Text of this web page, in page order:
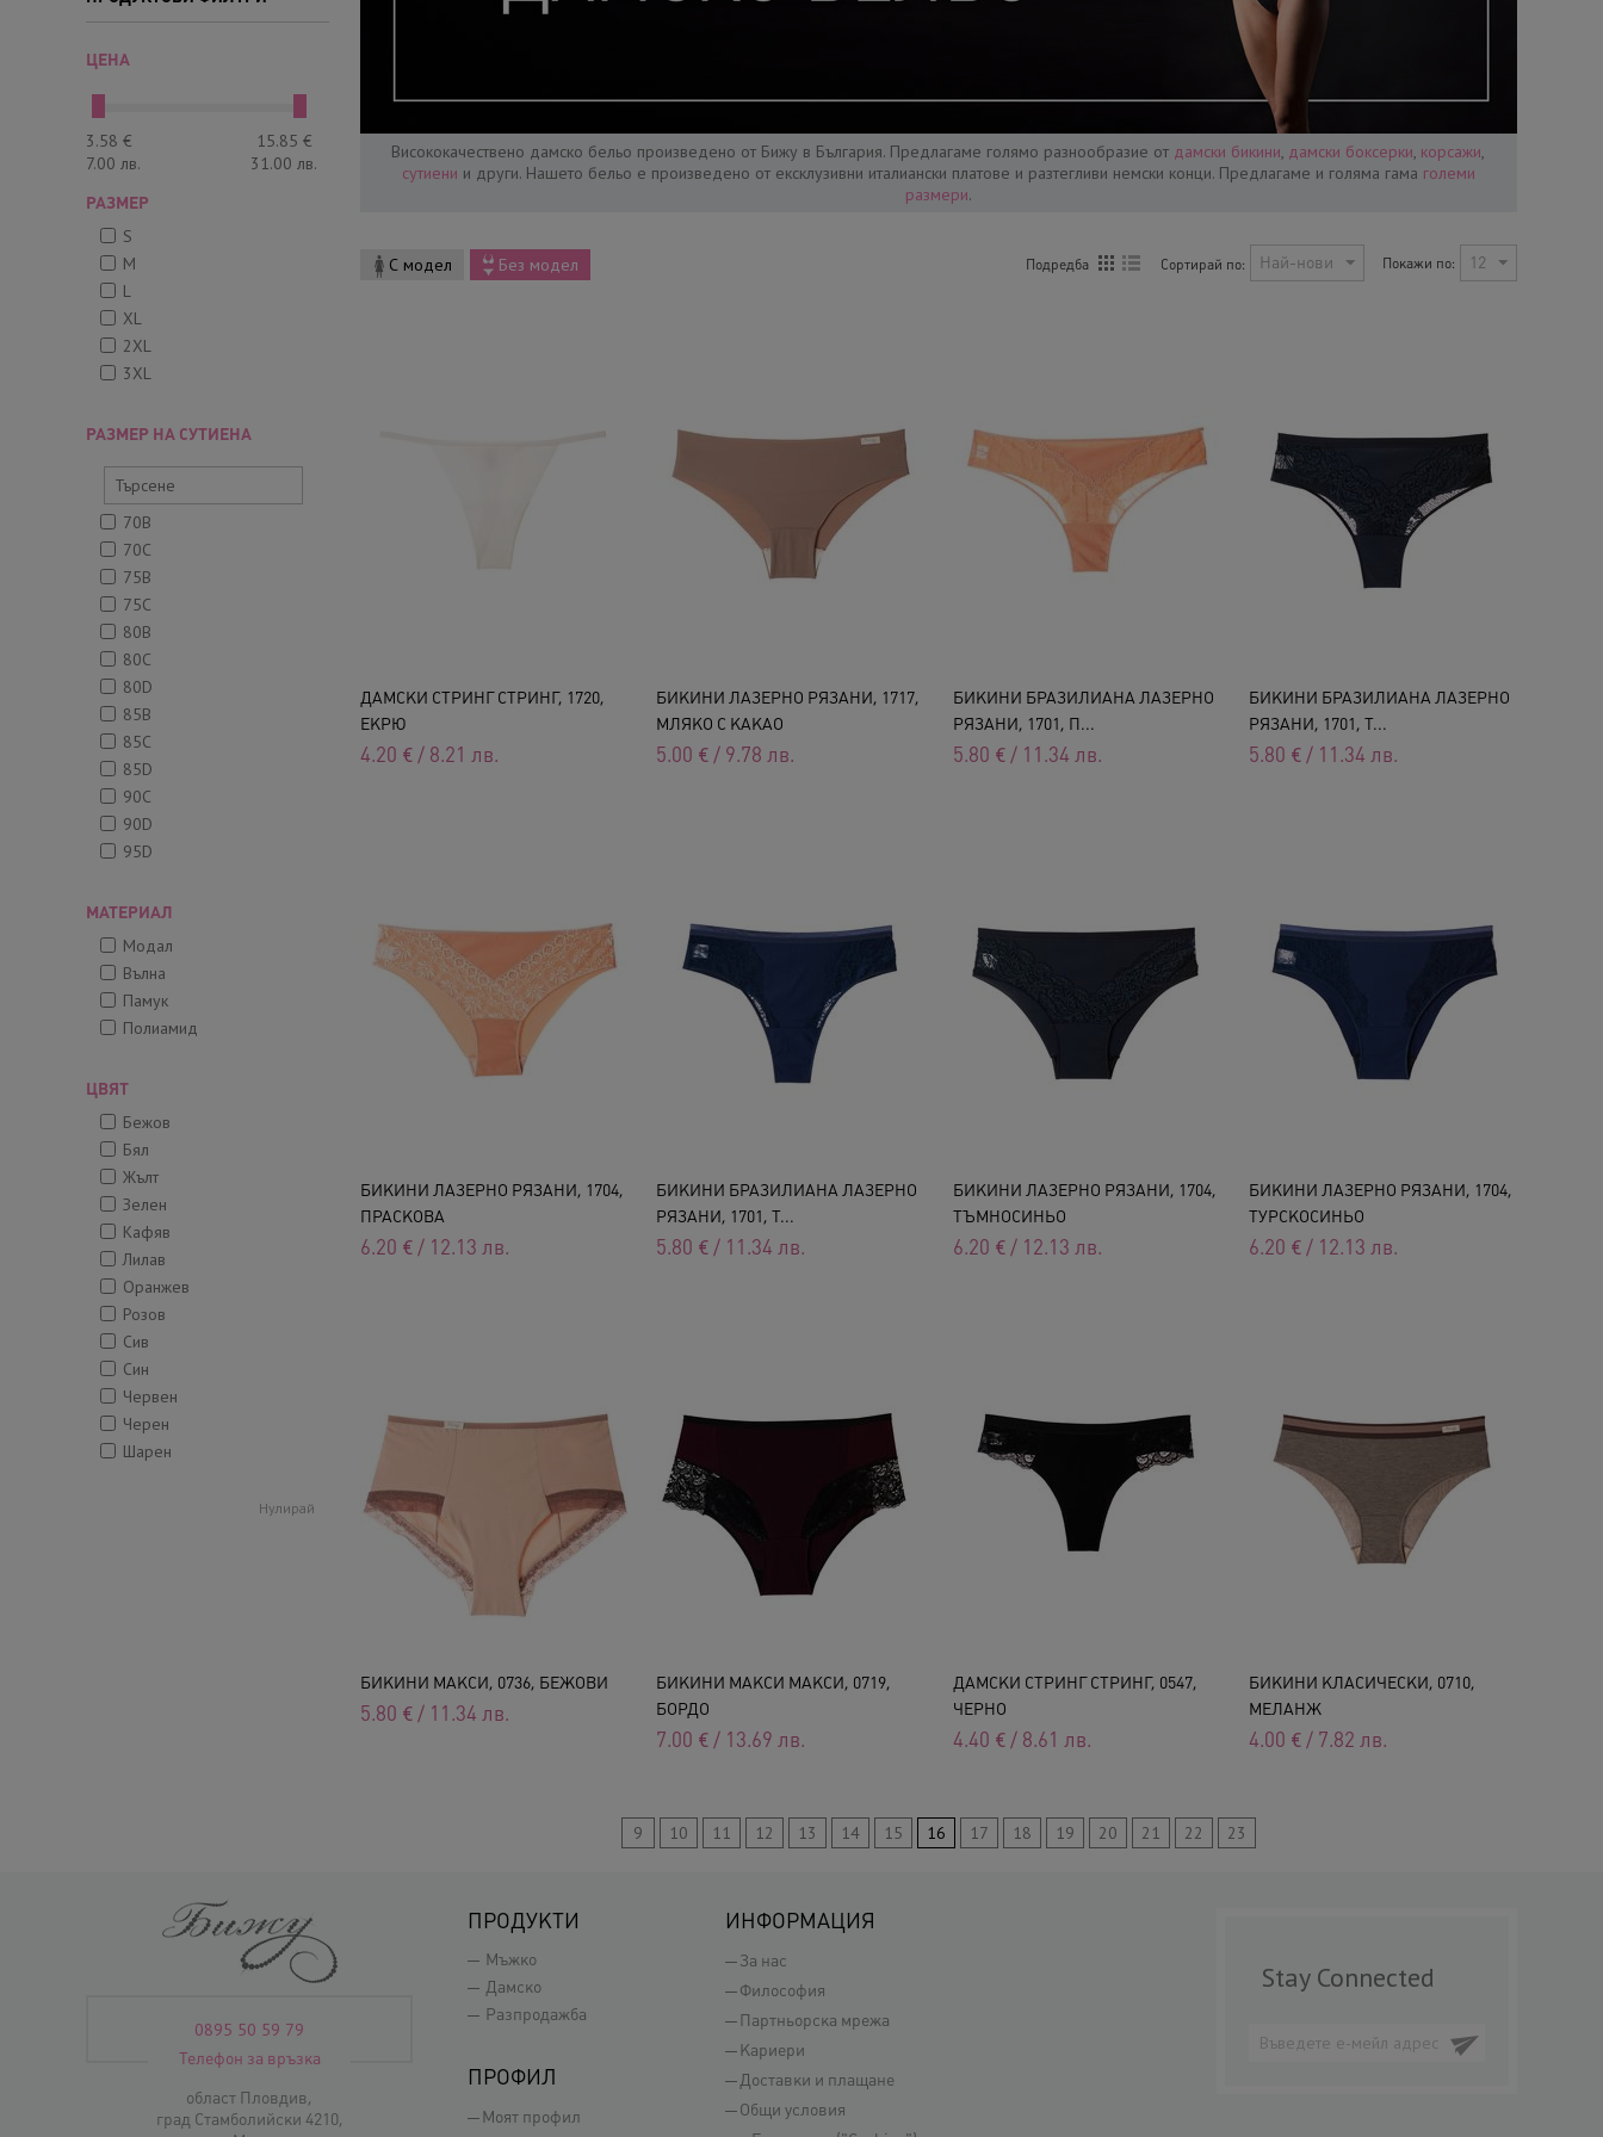
ЦЕНА
3.58 €
7.00 лв.
15.85 €
31.00 лв.
РАЗМЕР
S
M
L
XL
2XL
3XL
РАЗМЕР НА СУТИЕНА
70B
70C
75B
75C
80B
80C
80D
85B
85C
85D
90C
90D
95D
МАТЕРИАЛ
Модал
Вълна
Памук
Полиамид
ЦВЯТ
Бежов
Бял
Жълт
Зелен
Кафяв
Лилав
Оранжев
Розов
Сив
Син
Червен
Черен
Шарен
Нулирай
Висококачествено дамско бельо произведено от Бижу в България. Предлагаме голямо разнообразие от дамски бикини, дамски боксерки, корсажи,
сутиени и други. Нaшето бельо е произведено от ексклузивни италиански платове и разтегливи немски конци. Предлагаме и голяма гама големи
размери.
Подредба Сортирай по: Най-нови Покажи по: 12
С модел Без модел
ДАМСКИ СТРИНГ СТРИНГ, 1720,
ЕКРЮ
4.20 € / 8.21 лв.
БИКИНИ ЛАЗЕРНО РЯЗАНИ, 1717,
МЛЯКО С КАКАО
5.00 € / 9.78 лв.
БИКИНИ БРАЗИЛИАНА ЛАЗЕРНО
РЯЗАНИ, 1701, П...
5.80 € / 11.34 лв.
БИКИНИ БРАЗИЛИАНА ЛАЗЕРНО
РЯЗАНИ, 1701, Т...
5.80 € / 11.34 лв.
БИКИНИ ЛАЗЕРНО РЯЗАНИ, 1704,
ПРАСКОВА
6.20 € / 12.13 лв.
БИКИНИ БРАЗИЛИАНА ЛАЗЕРНО
РЯЗАНИ, 1701, Т...
5.80 € / 11.34 лв.
БИКИНИ ЛАЗЕРНО РЯЗАНИ, 1704,
ТЪМНОСИНЬО
6.20 € / 12.13 лв.
БИКИНИ ЛАЗЕРНО РЯЗАНИ, 1704,
ТУРСКОСИНЬО
6.20 € / 12.13 лв.
БИКИНИ МАКСИ, 0736, БЕЖОВИ
5.80 € / 11.34 лв.
БИКИНИ МАКСИ МАКСИ, 0719,
БОРДО
7.00 € / 13.69 лв.
ДАМСКИ СТРИНГ СТРИНГ, 0547,
ЧЕРНО
4.40 € / 8.61 лв.
БИКИНИ КЛАСИЧЕСКИ, 0710,
МЕЛАНЖ
4.00 € / 7.82 лв.
9 10 11 12 13 14 15 16 17 18 19 20 21 22 23
0895 50 59 79
Телефон за връзка
област Пловдив,
град Стамболийски 4210,
ПРОДУКТИ
Мъжко
Дамско
Разпродажба
ПРОФИЛ
Моят профил
Stay Connected
ИНФОРМАЦИЯ
За нас
Философия
Партньорска мрежа
Кариери
Доставки и плащане
Общи условия